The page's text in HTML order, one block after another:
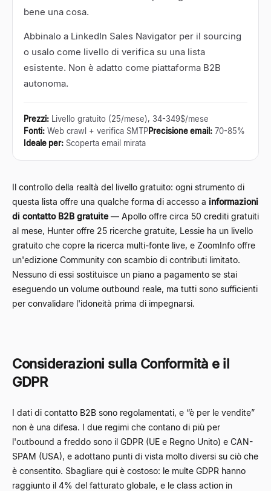
bene una cosa.
Abbinalo a LinkedIn Sales Navigator per il sourcing
o usalo come livello di verifica su una lista
esistente. Non è adatto come piattaforma B2B
autonoma.
Prezzi: Livello gratuito (25/mese), 34-349$/mese
Fonti: Web crawl + verifica SMTPPrecisione email : 70-85%
Ideale per: Scoperta email mirata
Il controllo della realtà del livello gratuito: ogni strumento di
questa lista offre una qualche forma di accesso a informazioni
di contatto B2B gratuite— Apollo offre circa 50 crediti gratuiti
al mese, Hunter offre 25 ricerche gratuite, Lessie ha un livello
gratuito che copre la ricerca multi-fonte live, e ZoomInfo offre
un'edizione Community con scambio di contributi limitato.
Nessuno di essi sostituisce un piano a pagamento se stai
eseguendo un volume outbound reale, ma tutti sono sufficienti
per convalidare l'idoneità prima di impegnarsi.
Considerazioni sulla Conformità e il
GDPR
I dati di contatto B2B sono regolamentati, e “è per le vendite”
non è una difesa. I due regimi che contano di più per
l'outbound a freddo sono il GDPR (UE e Regno Unito) e CAN-
SPAM (USA), e adottano punti di vista molto diversi su ciò che
è consentito. Sbagliare qui è costoso: le multe GDPR hanno
raggiunto il 4% del fatturato globale, e le class action in